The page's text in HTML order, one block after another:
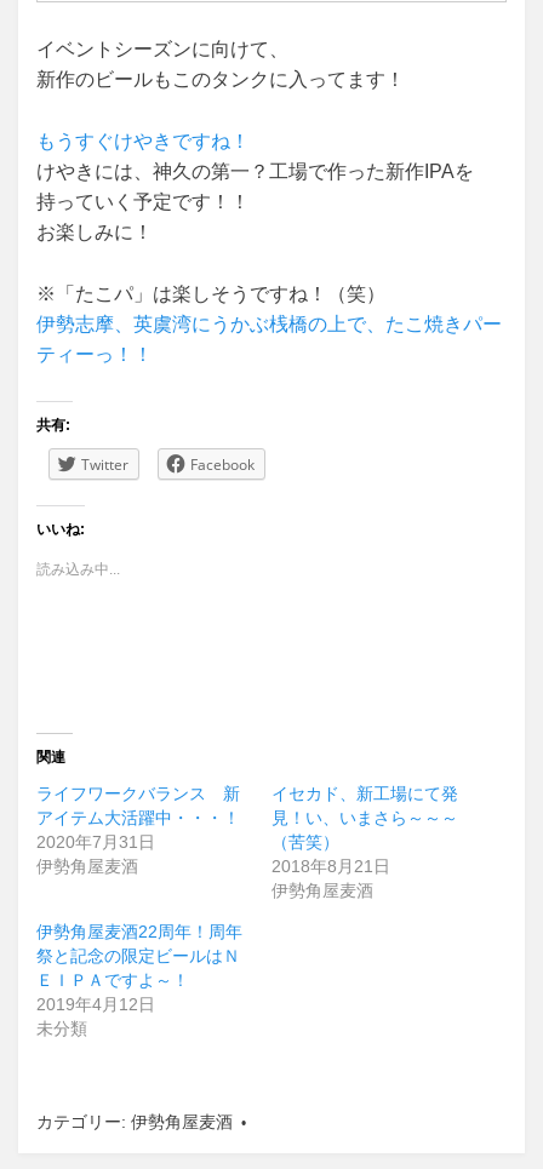
イベントシーズンに向けて、
新作のビールもこのタンクに入ってます！
もうすぐけやきですね！
けやきには、神久の第一？工場で作った新作IPAを
持っていく予定です！！
お楽しみに！
※「たこパ」は楽しそうですね！（笑）
伊勢志摩、英虞湾にうかぶ桟橋の上で、たこ焼きパー
ティーっ！！
共有:
Twitter Facebook
いいね:
読み込み中...
関連
ライフワークバランス 新
アイテム大活躍中・・・！
2020年7月31日
伊勢角屋麦酒
イセカド、新工場にて発
見！い、いまさら～～～
（苦笑）
2018年8月21日
伊勢角屋麦酒
伊勢角屋麦酒22周年！周年
祭と記念の限定ビールはＮ
ＥＩＰＡですよ～！
2019年4月12日
未分類
カテゴリー: 伊勢角屋麦酒